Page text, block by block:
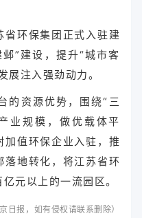
省环保集团正式入驻建
”建设，提升“城市客
展注入强劲动力。
的资源优势，围绕“三
业规模，做优载体平
加值环保企业入驻，推
落地转化，将江苏省环
元以上的一流园区。
日报 ，如有侵权请联系删除）